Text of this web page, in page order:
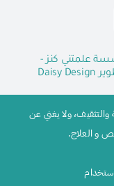
Daisy Design
ولا يغني عن
و العلاج.